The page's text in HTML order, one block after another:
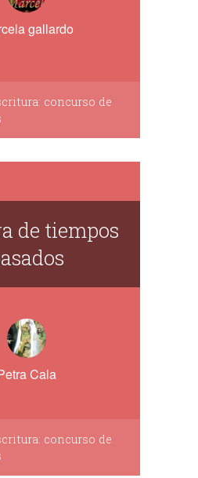
gallardo
concurso de
de tiempos
Cala
concurso de